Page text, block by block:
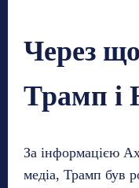
Через
Трамп і
За інформацією
медіа, Трамп був